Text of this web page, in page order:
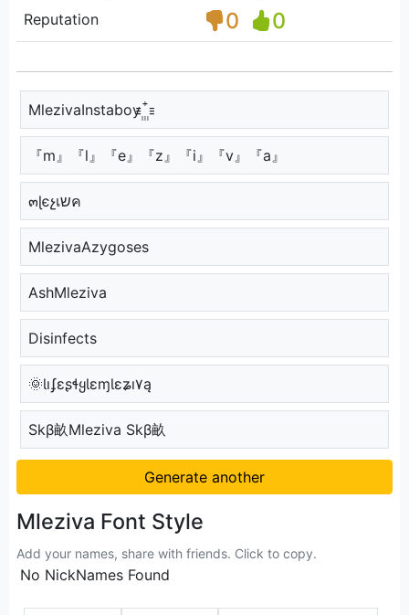
Reputation 0 0
MlezivaInstaboy ꙲
『m』『l』『e』『z』『i』『v』『a』
๓ɭєչเשค
MlezivaAzygoses
AshMleziva
Disinfects
🌞ƖıʄɛʂɬყƖɛɱƖɛʑı۷ą
Skβ畝Mleziva Skβ畝
Generate another
Mleziva Font Style
Add your names, share with friends. Click to copy.
No NickNames Found